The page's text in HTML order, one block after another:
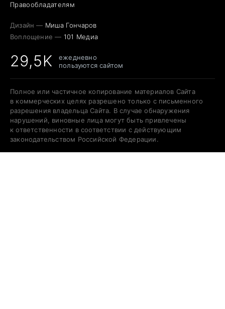
Правообладателям
Дизайн — Миша Гончаров
Воплощение — 101 Медиа
29,5K
ежедневно
пользуются сайтом
Полное или частичное копирование материалов Сайта
в коммерческих целях разрешено только с письменного
разрешения владельца Сайта. В случае обнаружения
нарушений, виновные лица могут быть привлечены
к ответственности в соответствии с действующим
законодательством Российской Федерации.